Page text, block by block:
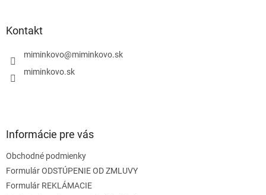
s
Kontakt
miminkovo@miminkovo.sk
miminkovo.sk
Informácie pre vás
Obchodné podmienky
Formulár ODSTÚPENIE OD ZMLUVY
Formulár REKLÁMACIE